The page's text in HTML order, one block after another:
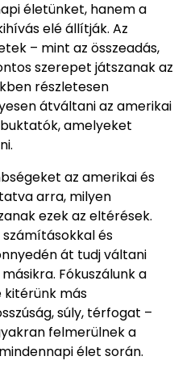
életünket, hanem a
elé állítják. Az
– mint az összeadás,
szerepet játszanak az
részletesen
átváltani az amerikai
amelyeket
az amerikai és
arra, milyen
ezek az eltérések.
és
át tudj váltani
Fókuszálunk a
kitérünk más
súly, térfogat –
felmerülnek a
élet során.